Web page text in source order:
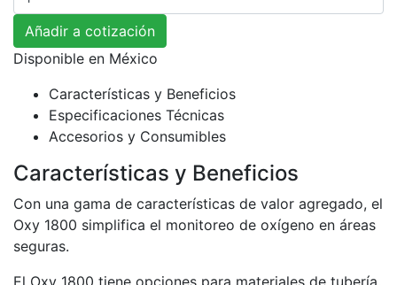
Añadir a cotización
Disponible en México
Características y Beneficios
Especificaciones Técnicas
Accesorios y Consumibles
Características y Beneficios
Con una gama de características de valor agregado, el
Oxy 1800 simplifica el monitoreo de oxígeno en áreas
seguras.